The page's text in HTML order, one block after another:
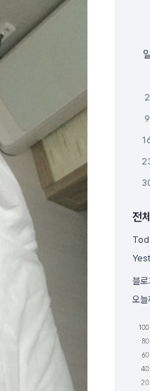
일
2
9
전
블로
오늘